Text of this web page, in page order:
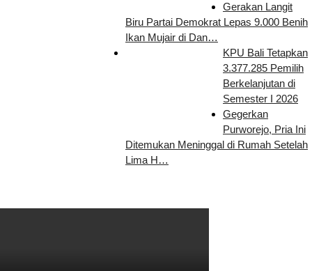
Gerakan Langit
Biru Partai Demokrat Lepas 9.000 Benih
Ikan Mujair di Dan…
KPU Bali Tetapkan
3.377.285 Pemilih
Berkelanjutan di
Semester I 2026
Gegerkan
Purworejo, Pria Ini
Ditemukan Meninggal di Rumah Setelah
Lima H…